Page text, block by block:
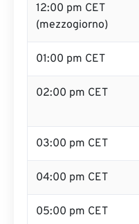
12:00 pm CET
(mezzogiorno)
01:00 pm CET
02:00 pm CET
03:00 pm CET
04:00 pm CET
05:00 pm CET